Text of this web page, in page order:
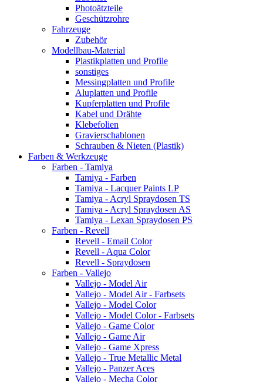
Photoätzteile
Geschützrohre
Fahrzeuge
Zubehör
Modellbau-Material
Plastikplatten und Profile
sonstiges
Messingplatten und Profile
Aluplatten und Profile
Kupferplatten und Profile
Kabel und Drähte
Klebefolien
Gravierschablonen
Schrauben & Nieten (Plastik)
Farben & Werkzeuge
Farben - Tamiya
Tamiya - Farben
Tamiya - Lacquer Paints LP
Tamiya - Acryl Spraydosen TS
Tamiya - Acryl Spraydosen AS
Tamiya - Lexan Spraydosen PS
Farben - Revell
Revell - Email Color
Revell - Aqua Color
Revell - Spraydosen
Farben - Vallejo
Vallejo - Model Air
Vallejo - Model Air - Farbsets
Vallejo - Model Color
Vallejo - Model Color - Farbsets
Vallejo - Game Color
Vallejo - Game Air
Vallejo - Game Xpress
Vallejo - True Metallic Metal
Vallejo - Panzer Aces
Vallejo - Mecha Color